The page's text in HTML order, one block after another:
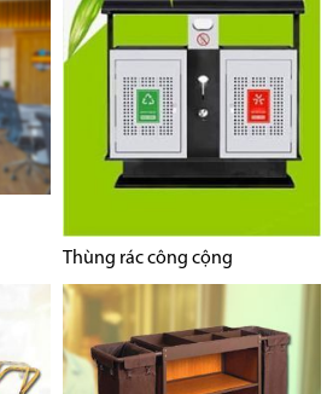
Thùng rác công cộng